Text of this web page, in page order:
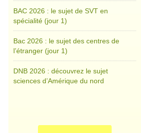
BAC 2026 : le sujet de SVT en
spécialité (jour 1)
Bac 2026 : le sujet des centres de
l’étranger (jour 1)
DNB 2026 : découvrez le sujet
sciences d’Amérique du nord